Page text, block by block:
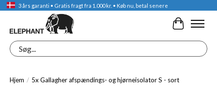
3 års garanti • Gratis fragt fra 1.000 kr. • Køb nu, betal senere
Søg
Hjem / 5x Gallagher afspændings- og hjørneisolator S - sort